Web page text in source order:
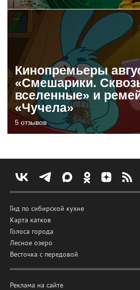
Кинопремьеры
«Смешарики.
вселенные» и
«Чучела»
5 отзывов
Гид по сибирской кухне
Карта катков
Голоса города
Лесное озеро
Весточка с передовой
Реклама на сайте